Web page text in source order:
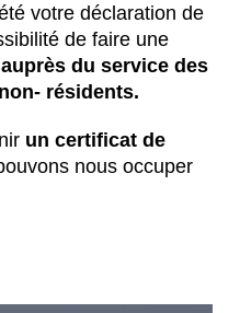
votre déclaration de
de faire une
auprès du service des
résidents.
un certificat de
nous occuper